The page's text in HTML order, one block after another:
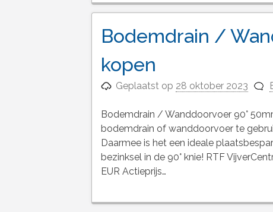
Bodemdrain /
kopen
Geplaatst op 28 oktober 2023
Bodemdrain / Wanddoorvoer 90°
bodemdrain of wanddoorvoer te
Daarmee is het een ideale
bezinksel in de 90° knie! RTF
EUR Actieprijs…